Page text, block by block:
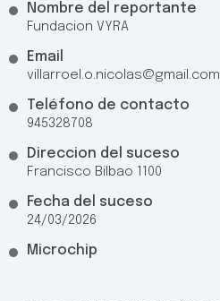
Nombre del reportante
Fundacion VYRA
Email
villarroel.o.nicolas@gmail.com
Teléfono de contacto
945328708
Direccion del suceso
Francisco Bilbao 1100
Fecha del suceso
24/03/2026
Microchip